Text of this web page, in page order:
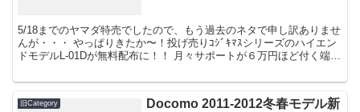
5/18までのヤマダ特売でしたので、もう過去のネタで申し訳ありませ
んが・・・ やっぱりきたか〜！投げ売りｺｼﾞｷﾏｽシリーズのハイエン
ドモデルL-01Dが無料配布に！！ 月々サポートが６万円ほど付く端末
旧Category
Docomo 2011-2012冬春モデル新